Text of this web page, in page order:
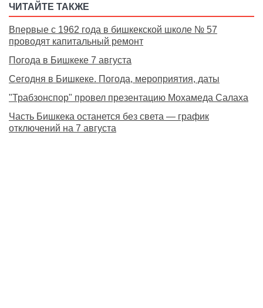
ЧИТАЙТЕ ТАКЖЕ
Впервые с 1962 года в бишкекской школе № 57
проводят капитальный ремонт
Погода в Бишкеке 7 августа
Сегодня в Бишкеке. Погода, мероприятия, даты
"Трабзонспор" провел презентацию Мохамеда Салаха
Часть Бишкека останется без света — график
отключений на 7 августа